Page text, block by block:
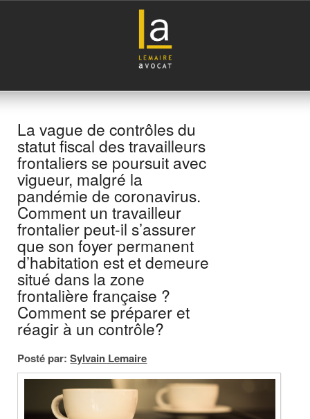
La vague de contrôles du
statut fiscal des travailleurs
frontaliers se poursuit avec
vigueur, malgré la
pandémie de coronavirus.
Comment un travailleur
frontalier peut-il s’assurer
que son foyer permanent
d’habitation est et demeure
situé dans la zone
frontalière française ?
Comment se préparer et
réagir à un contrôle?
Posté par: Sylvain Lemaire